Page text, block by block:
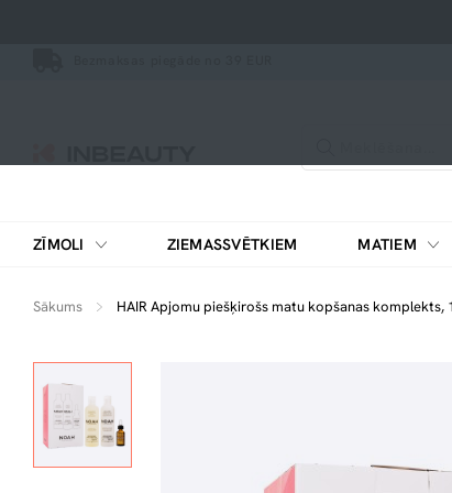
ZĪMOLI ZIEMASSVĒTKIEM MATIEM
Sākums HAIR Apjomu piešķirošs matu kopšanas komplekts,